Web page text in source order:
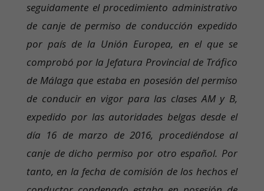
seguidamente el procedimiento administrativo
de canje de permiso de conducción expedido
por país de la Unión Europea, en el que se
comprobó por la Jefatura Provincial de Tráfico
de Málaga que estaba en posesión del permiso
de conducir en vigor para las clases AM y B,
expedido por las autoridades belgas desde el
día 16 de marzo de 2016, procediéndose al
canje de dicho permiso por otro español. Por
tanto, en la fecha de comisión de los hechos el